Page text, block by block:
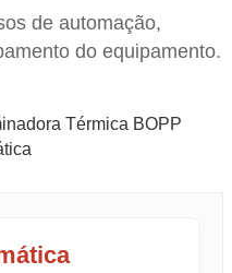
de automação,
do equipamento.